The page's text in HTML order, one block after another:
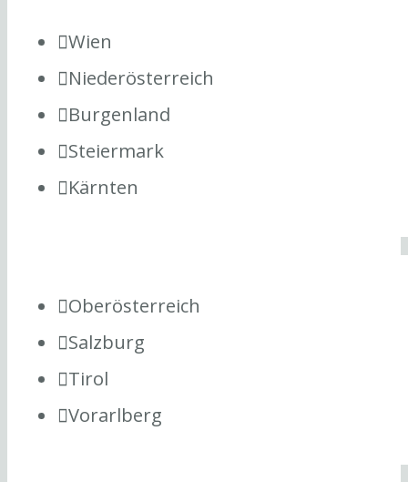
Wien
Niederösterreich
Burgenland
Steiermark
Kärnten
Oberösterreich
Salzburg
Tirol
Vorarlberg